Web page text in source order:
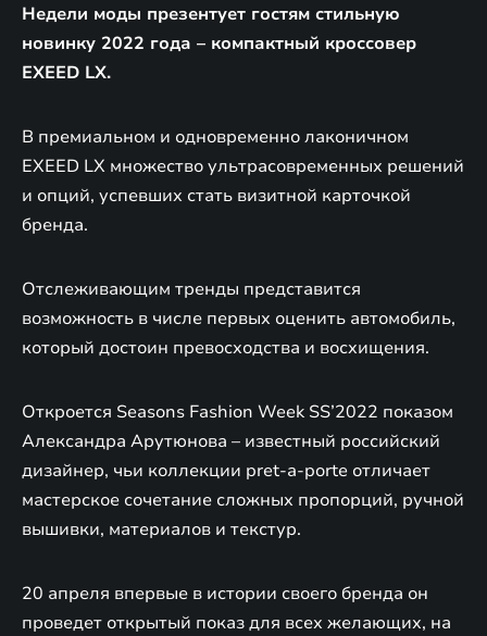
Недели моды презентует гостям стильную
новинку 2022 года – компактный кроссовер
EXEED LX.
В премиальном и одновременно лаконичном
EXEED LX множество ультрасовременных решений
и опций, успевших стать визитной карточкой
бренда.
Отслеживающим тренды представится
возможность в числе первых оценить автомобиль,
который достоин превосходства и восхищения.
Откроется Seasons Fashion Week SS’2022 показом
Александра Арутюнова – известный российский
дизайнер, чьи коллекции pret-a-porte отличает
мастерское сочетание сложных пропорций, ручной
вышивки, материалов и текстур.
20 апреля впервые в истории своего бренда он
проведет открытый показ для всех желающих, на